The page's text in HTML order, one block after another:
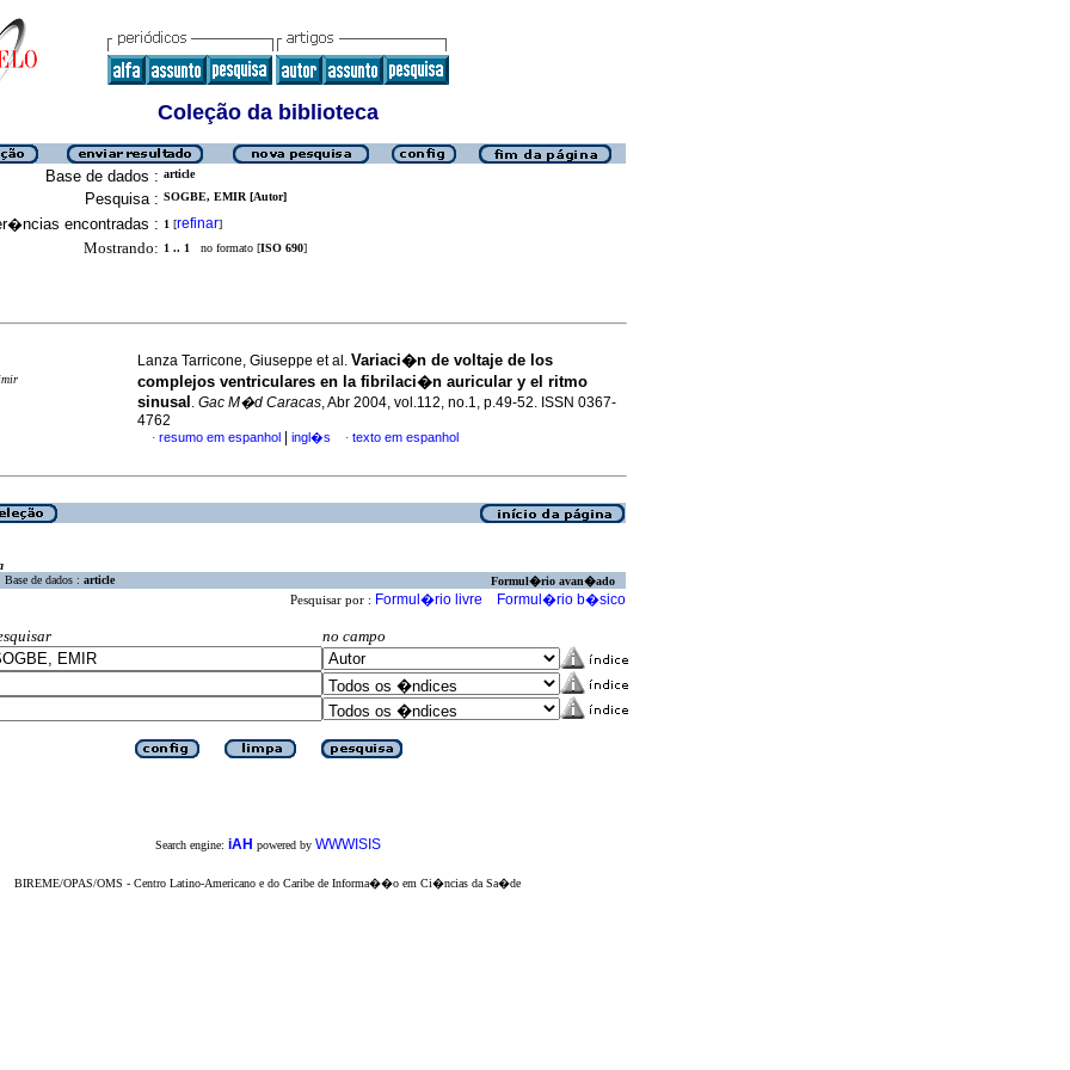
Coleção da biblioteca
Base de dados : article
Pesquisa : SOGBE, EMIR [Autor]
encontradas : 1 [refinar]
Mostrando: 1 .. 1 no formato [ISO 690]
Lanza Tarricone, Giuseppe et al. Variaci�n de voltaje de los
complejos ventriculares en la fibrilaci�n auricular y el ritmo
sinusal . Gac M�d Caracas, Abr 2004, vol.112, no.1, p.49-52. ISSN 0367-
4762
· resumo em espanhol ingl�s · texto em espanhol
Base de dados : article Formul�rio avan�ado
Pesquisar por : Formul�rio livre Formul�rio b�sico
no campo
Search engine: iAH powered by WWWISIS
BIREME/OPAS/OMS - Centro Latino-Americano e do Caribe de Informa��o em Ci�ncias da Sa�de